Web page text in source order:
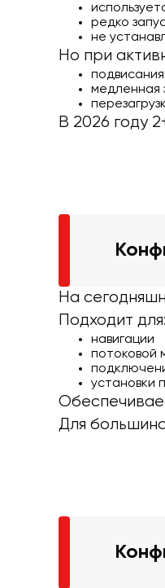
редко
не
Но при
подвисания
медленная
В 2026 году
На
Подходит для:
навигации
потоковой
установки
Для